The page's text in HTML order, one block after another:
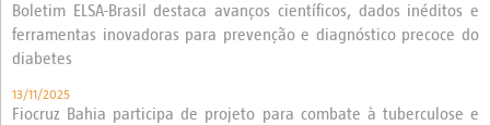
Boletim ELSA-Brasil destaca avanços científicos, dados inéditos e
ferramentas inovadoras para prevenção e diagnóstico precoce do
diabetes
13/11/2025
Fiocruz Bahia participa de projeto para combate à tuberculose e